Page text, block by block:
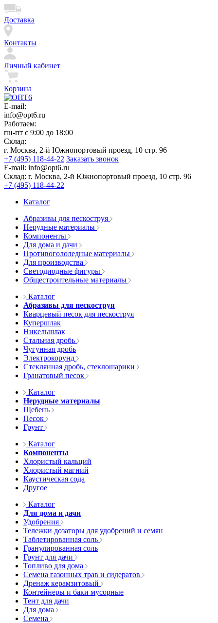
Доставка
Контакты
Личный кабинет
Корзина
E-mail:
info@opt6.ru
Работаем:
пн-пт с 9:00 до 18:00
Склад:
г. Москва, 2-й Южнопортовый проезд, 10 стр. 96
+7 (495) 118-44-22 Заказать звонок
E-mail: info@opt6.ru
Склад: г. Москва, 2-й Южнопортовый проезд, 10 стр. 96
+7 (495) 118-44-22
Каталог
Абразивы для пескоструя
Нерудные материалы
Компоненты
Для дома и дачи
Противогололедные материалы
Для производства
Светодиодные фигуры
Общестроительные материалы
Каталог
Абразивы для пескоструя
Кварцевый песок для пескоструя
Купершлак
Никельшлак
Стальная дробь
Чугунная дробь
Электрокорунд
Стеклянная дробь, стеклошарики
Гранатовый песок
Каталог
Нерудные материалы
Щебень
Песок
Грунт
Каталог
Компоненты
Хлористый кальций
Хлористый магний
Каустическая сода
Другое
Каталог
Для дома и дачи
Удобрения
Тележки дозаторы для удобрений и семян
Таблетированная соль
Гранулированная соль
Грунт для дачи
Топливо для дома
Семена газонных трав и сидератов
Дренаж керамзитовый
Контейнеры и баки мусорные
Тент для дачи
Для дома
Семена